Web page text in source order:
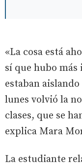
«La cosa está
sí que hubo
estaban
lunes volvió la
clases, que se
explica Mara
La estudiante